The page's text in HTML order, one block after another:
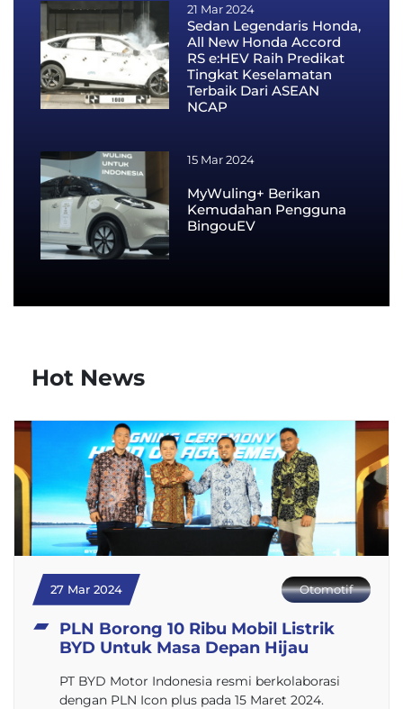
21 Mar 2024
Sedan Legendaris Honda,
All New Honda Accord
RS e:HEV Raih Predikat
Tingkat Keselamatan
Terbaik Dari ASEAN
NCAP
15 Mar 2024
MyWuling+ Berikan
Kemudahan Pengguna
BingouEV
Hot News
27 Mar 2024 Otomotif
PLN Borong 10 Ribu Mobil Listrik
BYD Untuk Masa Depan Hijau
PT BYD Motor Indonesia resmi berkolaborasi
dengan PLN Icon plus pada 15 Maret 2024.